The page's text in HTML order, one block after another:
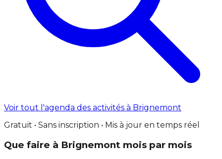
Voir tout l'agenda des activités à Brignemont
Gratuit • Sans inscription • Mis à jour en temps réel
Que faire à Brignemont mois par mois